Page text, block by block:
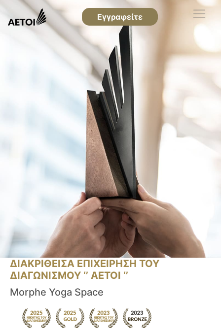
Εγγραφείτε
ΔΙΑΚΡΙΘΕΙΣΑ ΕΠΙΧΕΙΡΗΣΗ ΤΟΥ
ΔΙΑΓΩΝΙΣΜΟΥ ‘’ ΑΕΤΟΙ ‘’
Morphe Yoga Space